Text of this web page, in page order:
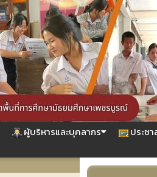
ผู้บริหารและบุคลากร ประช